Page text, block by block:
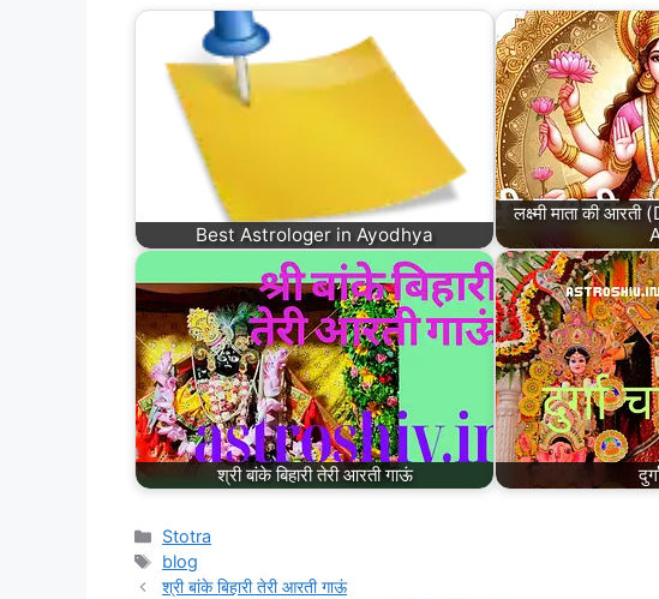
Best Astrologer in Ayodhya
लक्ष्मी माता की
श्री बांके बिहारी तेरी आरती गाऊं
Stotra
blog
श्री बांके बिहारी तेरी आरती गाऊं